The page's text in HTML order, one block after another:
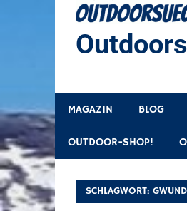
MAGAZIN BLOG
OUTDOOR-SHOP!
SCHLAGWORT: